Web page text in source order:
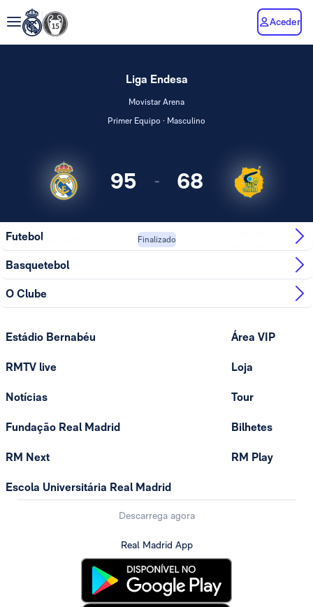
Aceder
Liga Endesa
Movistar Arena
Primer Equipo · Masculino
95 - 68
Real Madrid Finalizado
Futebol
Basquetebol
O Clube
Estádio Bernabéu
RMTV live
Notícias
Fundação Real Madrid
RM Next
Escola Universitária Real Madrid
Área VIP
Loja
Tour
Bilhetes
RM Play
Descarrega agora
Real Madrid App